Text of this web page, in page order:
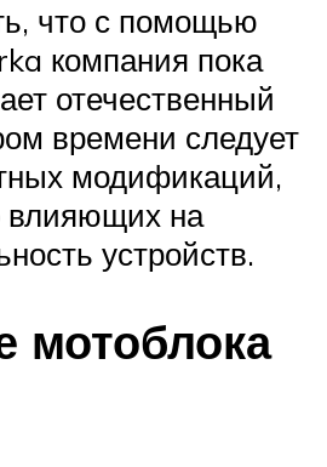
что с помощью
компания пока
отечественный
времени следует
модификаций,
влияющих на
устройств.
мотоблока